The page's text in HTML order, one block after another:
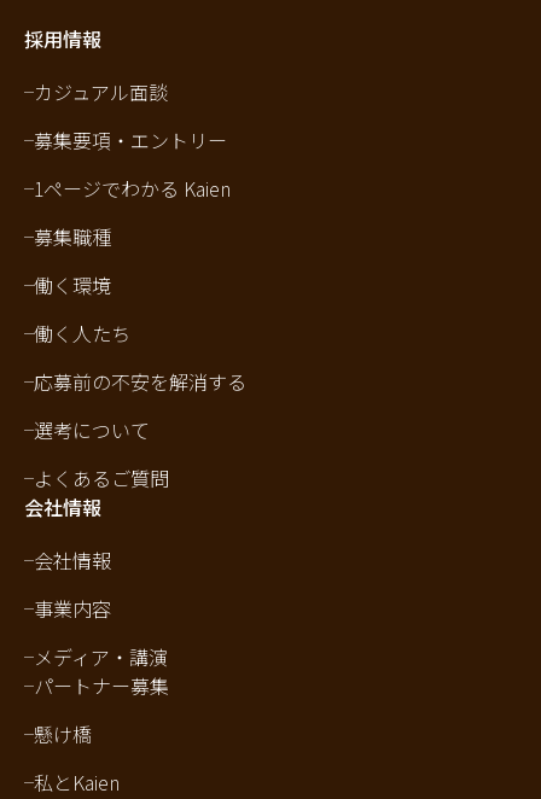
採用情報
カジュアル面談
募集要項・エントリー
1ページでわかる Kaien
募集職種
働く環境
働く人たち
応募前の不安を解消する
選考について
よくあるご質問
会社情報
会社情報
事業内容
メディア・講演
パートナー募集
懸け橋
私とKaien